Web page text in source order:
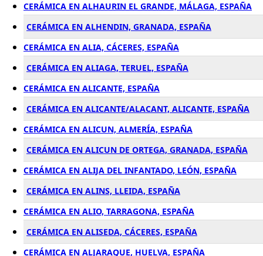
CERÁMICA EN ALHAURIN EL GRANDE, MÁLAGA, ESPAÑA
CERÁMICA EN ALHENDIN, GRANADA, ESPAÑA
CERÁMICA EN ALIA, CÁCERES, ESPAÑA
CERÁMICA EN ALIAGA, TERUEL, ESPAÑA
CERÁMICA EN ALICANTE, ESPAÑA
CERÁMICA EN ALICANTE/ALACANT, ALICANTE, ESPAÑA
CERÁMICA EN ALICUN, ALMERÍA, ESPAÑA
CERÁMICA EN ALICUN DE ORTEGA, GRANADA, ESPAÑA
CERÁMICA EN ALIJA DEL INFANTADO, LEÓN, ESPAÑA
CERÁMICA EN ALINS, LLEIDA, ESPAÑA
CERÁMICA EN ALIO, TARRAGONA, ESPAÑA
CERÁMICA EN ALISEDA, CÁCERES, ESPAÑA
CERÁMICA EN ALJARAQUE, HUELVA, ESPAÑA